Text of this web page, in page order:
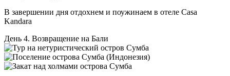
В завершении дня отдохнем и поужинаем в отеле Casa
Kandara
День 4. Возвращение на Бали